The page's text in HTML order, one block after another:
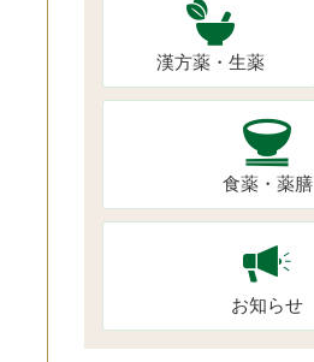
漢方薬・生薬
食薬・薬膳
お知らせ